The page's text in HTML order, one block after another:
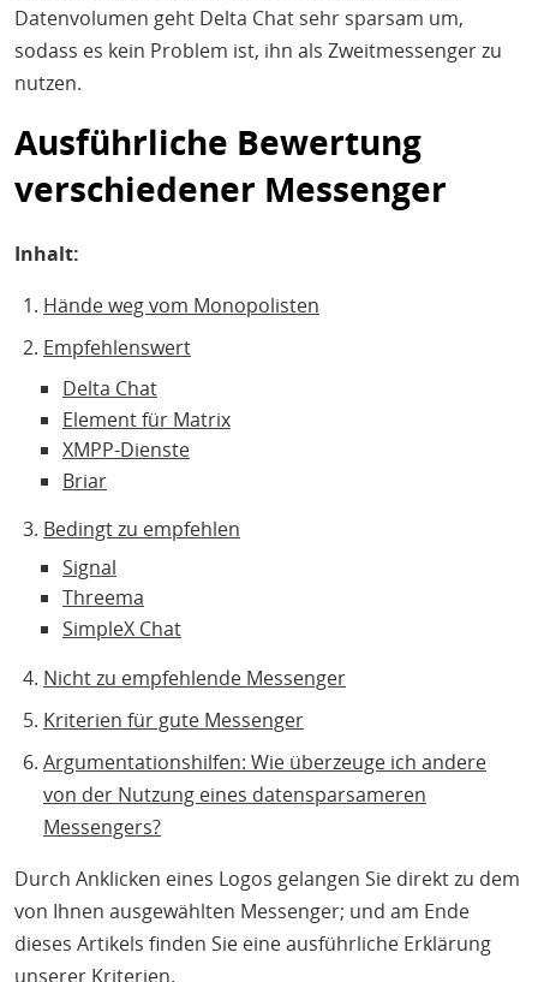
Datenvolumen geht Delta Chat sehr sparsam um,
sodass es kein Problem ist, ihn als Zweitmessenger zu
nutzen.
Ausführliche Bewertung
verschiedener Messenger
Inhalt:
Hände weg vom Monopolisten
Empfehlenswert
Delta Chat
Element für Matrix
XMPP-Dienste
Briar
Bedingt zu empfehlen
Signal
Threema
SimpleX Chat
Nicht zu empfehlende Messenger
Kriterien für gute Messenger
Argumentationshilfen: Wie überzeuge ich andere
von der Nutzung eines datensparsameren
Messengers?
Durch Anklicken eines Logos gelangen Sie direkt zu dem
von Ihnen ausgewählten Messenger; und am Ende
dieses Artikels finden Sie eine ausführliche Erklärung
unserer Kriterien.